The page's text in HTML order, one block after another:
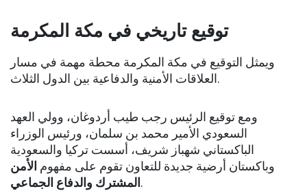
توقيع تاريخي في مكة المكرمة
ويمثل التوقيع في مكة المكرمة محطة مهمة في مسار
العلاقات الأمنية والدفاعية بين الدول الثلاث.
ومع توقيع الرئيس رجب طيب أردوغان، وولي العهد
السعودي الأمير محمد بن سلمان، ورئيس الوزراء
الباكستاني شهباز شريف، أسست تركيا والسعودية
وباكستان أرضية جديدة للتعاون تقوم على مفهوم الأمن
المشترك والدفاع الجماعي .